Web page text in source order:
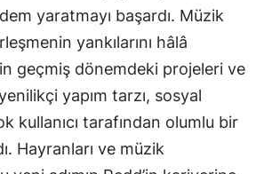
yaratmayı başardı. Müzik
yankılarını hâlâ
geçmiş dönemdeki projeleri ve
yapım tarzı, sosyal
kullanıcı tarafından olumlu bir
Hayranları ve müzik